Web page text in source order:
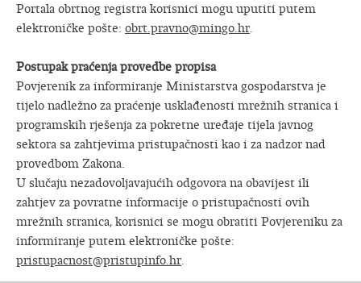
Portala obrtnog registra korisnici mogu uputiti putem
elektroničke pošte: obrt.pravno@mingo.hr.
Postupak praćenja provedbe propisa
Povjerenik za informiranje Ministarstva gospodarstva je
tijelo nadležno za praćenje usklađenosti mrežnih stranica i
programskih rješenja za pokretne uređaje tijela javnog
sektora sa zahtjevima pristupačnosti kao i za nadzor nad
provedbom Zakona.
U slučaju nezadovoljavajućih odgovora na obavijest ili
zahtjev za povratne informacije o pristupačnosti ovih
mrežnih stranica, korisnici se mogu obratiti Povjereniku za
informiranje putem elektroničke pošte:
pristupacnost@pristupinfo.hr.